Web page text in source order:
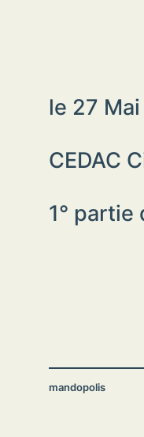
le 27
CEDAC
1° partie
mandopolis